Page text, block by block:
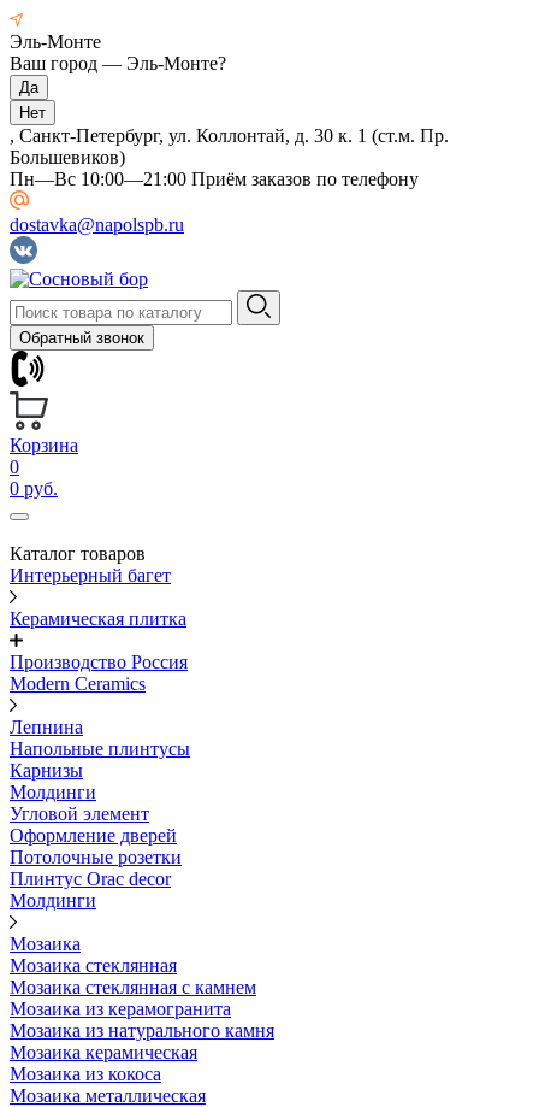
Эль-Монте
Ваш город — Эль-Монте?
, Санкт-Петербург, ул. Коллонтай, д. 30 к. 1 (ст.м. Пр.
Большевиков)
Пн—Вс 10:00—21:00 Приём заказов по телефону
dostavka@napolspb.ru
Обратный звонок
Корзина
0
0 руб.
Каталог товаров
Интерьерный багет
Керамическая плитка
Производство Россия
Modern Ceramics
Лепнина
Напольные плинтусы
Карнизы
Молдинги
Угловой элемент
Оформление дверей
Потолочные розетки
Плинтус Orac decor
Молдинги
Мозаика
Мозаика стеклянная
Мозаика стеклянная с камнем
Мозаика из керамогранита
Мозаика из натурального камня
Мозаика керамическая
Мозаика из кокоса
Мозаика металлическая